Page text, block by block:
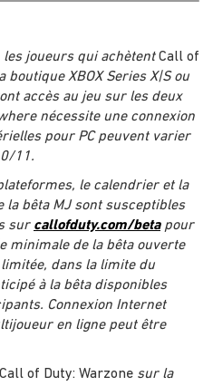
les joueurs qui achètentCall of
boutique XBOX Series X|S ou
accès au jeu sur les deux
nécessite une connexion
pour PC peuvent varier
11.
le calendrier et la
la bêta MJ sont susceptibles
sur callofduty.com/betapour
minimale de la bêta ouverte
dans la limite du
à la bêta disponibles
Connexion Internet
en ligne peut être
of Duty: Warzone sur la